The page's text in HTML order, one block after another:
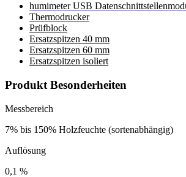
humimeter USB
Thermodrucker
Prüfblock
Ersatzspitzen 40 mm
Ersatzspitzen 60 mm
Ersatzspitzen isoliert
Produkt Besonderheiten
Messbereich
7% bis 150% Holzfeuchte (sortenabhängig)
Auflösung
0,1 %